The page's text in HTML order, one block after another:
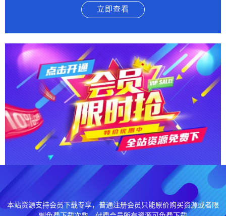
立即查看
本站资源支持会员下载专享，普通注册会员只能原价购买资源或者限